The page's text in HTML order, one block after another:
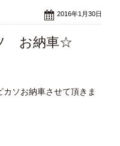
2016年1月30日
お納車☆
ソお納車させて頂きま